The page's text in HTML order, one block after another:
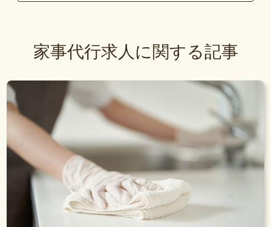
家事代行求人に関する記事